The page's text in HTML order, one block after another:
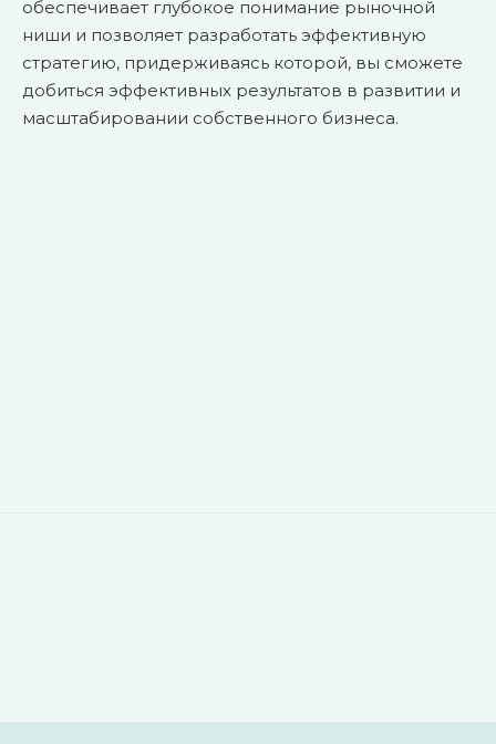
обеспечивает глубокое понимание рыночной
ниши и позволяет разработать эффективную
стратегию, придерживаясь которой, вы сможете
добиться эффективных результатов в развитии и
масштабировании собственного бизнеса.